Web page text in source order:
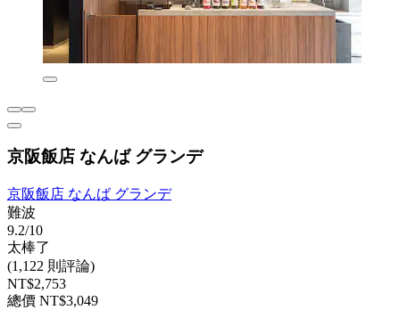
京阪飯店 なんば グランデ
京阪飯店 なんば グランデ
難波
9.2/10
太棒了
(1,122 則評論)
NT$2,753
總價 NT$3,049